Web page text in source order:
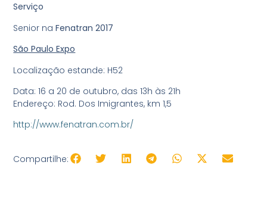
Serviço
Senior naFenatran 2017
São Paulo Expo
Localização estande: H52
Data: 16 a 20 de outubro, das 13h às 21h
Endereço: Rod. Dos Imigrantes, km 1,5
http://www.fenatran.com.br/
Compartilhe: